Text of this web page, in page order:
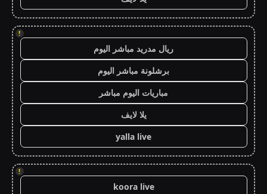
!
ريال مدريد مباشر اليوم
برشلونة مباشر اليوم
مباريات اليوم مباشر
يلا لايف
yalla live
!
koora live